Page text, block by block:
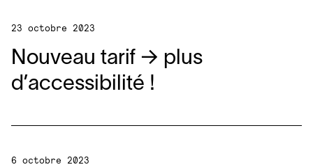
23 octobre 2023
Nouveau tarif → plus
d’accessibilité !
6 octobre 2023